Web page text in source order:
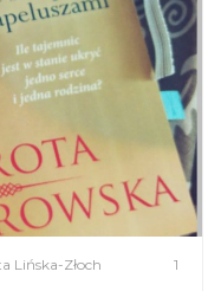
Lińska-Złoch 1